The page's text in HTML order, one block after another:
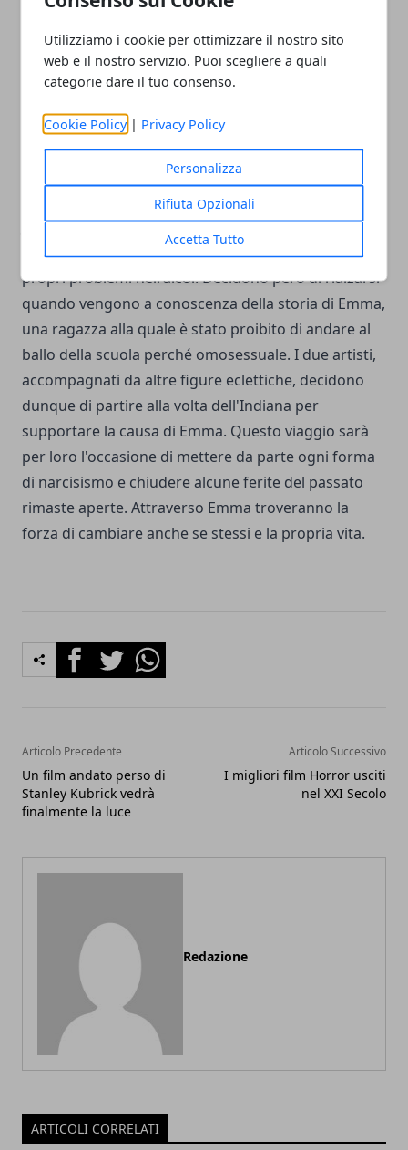
Utilizziamo i cookie per ottimizzare il nostro sito
web e il nostro servizio. Puoi scegliere a quali
categorie dare il tuo consenso.
Cookie Policy | Privacy Policy
Personalizza
Rifiuta Opzionali
Accetta Tutto
The Prom
premio miglior film commedia o musicale
ancheThe Prom, diretto daRyan Murphy. The
Prom si presenta con un cast d'eccezione, in quanto
Meryl Streep, Nicole Kidman
James Corden.Dee Dee Allen e Berry Glickman sono
due stelle di Broadway in declino, che affogano i
propri problemi nell'alcol. Decidono però di rialzarsi
quando vengono a conoscenza della storia di Emma,
una ragazza alla quale è stato proibito di andare al
ballo della scuola perché omosessuale. I due artisti,
accompagnati da altre figure eclettiche, decidono
dunque di partire alla volta dell'Indiana per
supportare la causa di Emma. Questo viaggio sarà
per loro l'occasione di mettere da parte ogni forma
di narcisismo e chiudere alcune ferite del passato
rimaste aperte. Attraverso Emma troveranno la
forza di cambiare anche se stessi e la propria vita.
FacebookTwitterWhatsapp
Articolo Precedente
Un film andato perso di
Stanley Kubrick vedrà
finalmente la luce
Articolo Successivo
I migliori film Horror usciti
nel XXI Secolo
Redazione
ARTICOLI CORRELATI